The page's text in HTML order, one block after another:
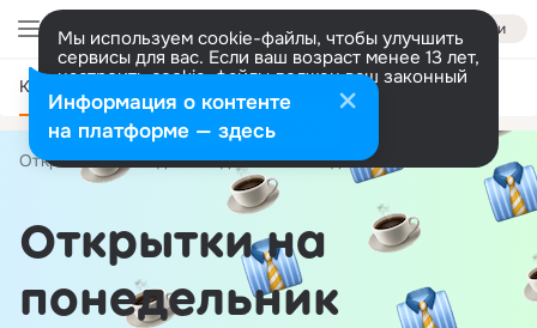
Войти
Мы используем cookie-файлы, чтобы улучшить
сервисы для вас. Если ваш возраст менее 13 лет,
настроить cookie-файлы должен ваш законный
представитель. Больше информации
Разрешить все Настроить
Категории
Открытки По дням недели понедельник
Открытки на
понедельник
Информация о контенте
на платформе — здесь